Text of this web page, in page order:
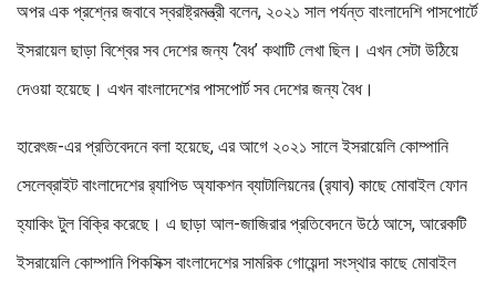
অপর এক প্রশ্নের জবাবে স্বরাষ্ট্রমন্ত্রী বলেন, ২০২১ সাল পর্যন্ত বাংলাদেশি পাসপোর্টে
ইসরায়েল ছাড়া বিশ্বের সব দেশের জন্য ‘বৈধ’ কথাটি লেখা ছিল। এখন সেটা উঠিয়ে
দেওয়া হয়েছে। এখন বাংলাদেশের পাসপোর্ট সব দেশের জন্য বৈধ।
হারেৎজ-এর প্রতিবেদনে বলা হয়েছে, এর আগে ২০২১ সালে ইসরায়েলি কোম্পানি
সেলেব্রাইট বাংলাদেশের র‍্যাপিড অ্যাকশন ব্যাটালিয়নের (র‍্যাব) কাছে মোবাইল ফোন
হ্যাকিং টুল বিক্রি করেছে। এ ছাড়া আল-জাজিরার প্রতিবেদনে উঠে আসে, আরেকটি
ইসরায়েলি কোম্পানি পিকসিক্স বাংলাদেশের সামরিক গোয়েন্দা সংস্থার কাছে মোবাইল